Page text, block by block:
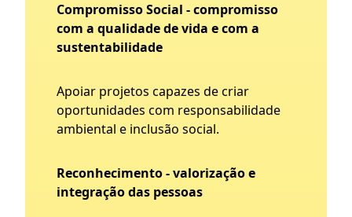
Compromisso Social - compromisso
com a qualidade de vida e com a
sustentabilidade
Apoiar projetos capazes de criar
oportunidades com responsabilidade
ambiental e inclusão social.
Reconhecimento - valorização e
integração das pessoas